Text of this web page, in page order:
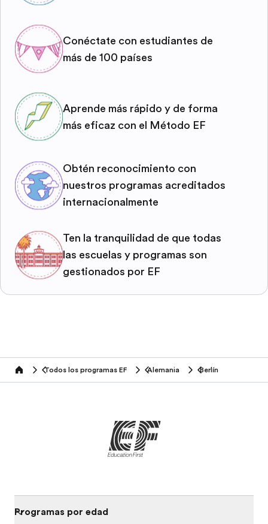
Conéctate con estudiantes de
más de 100 países
Aprende más rápido y de forma
más eficaz con el Método EF
Obtén reconocimiento con
nuestros programas acreditados
internacionalmente
Ten la tranquilidad de que todas
las escuelas y programas son
gestionados por EF
home Todos los programas EF Alemania Berlín
Programas por edad